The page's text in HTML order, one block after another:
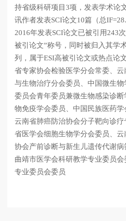
持省级科研项目3项，发表学术论
讯作者发表SCI论文10篇（总
2016年发表SCI论文已被引用243
被引论文”称号，同时被归入其学
列，属于ESI高被引论文或热点论
省专家协会检验医学分会常委、
与生物治疗分会委员、中国微生
委员会青年委员兼微生物感染诊
物免疫学会委员、中国民族医药学
云南省肺癌防治协会分子靶向诊
省医学会细胞生物学分会委员、
协会产前诊断与新生儿遗传代谢病
曲靖市医学会科研教学专业委员
专业委员会委员